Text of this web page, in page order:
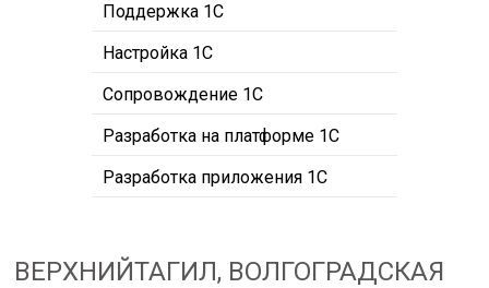
Поддержка 1С
Настройка 1С
Сопровождение 1С
Разработка на платформе 1С
Разработка приложения 1С
ВЕРХНИЙТАГИЛ, ВОЛГОГРАДСКАЯ